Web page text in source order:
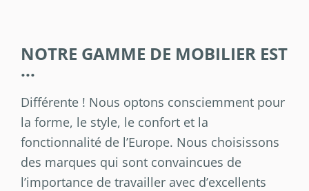
NOTRE GAMME DE MOBILIER EST
...
Différente ! Nous optons consciemment pour
la forme, le style, le confort et la
fonctionnalité de l’Europe. Nous choisissons
des marques qui sont convaincues de
l’importance de travailler avec d’excellents